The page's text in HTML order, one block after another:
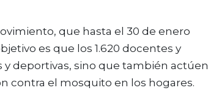
que hasta el 30 de enero
es que los 1.620 docentes y
deportivas, sino que también actúen
contra el mosquito en los hogares.